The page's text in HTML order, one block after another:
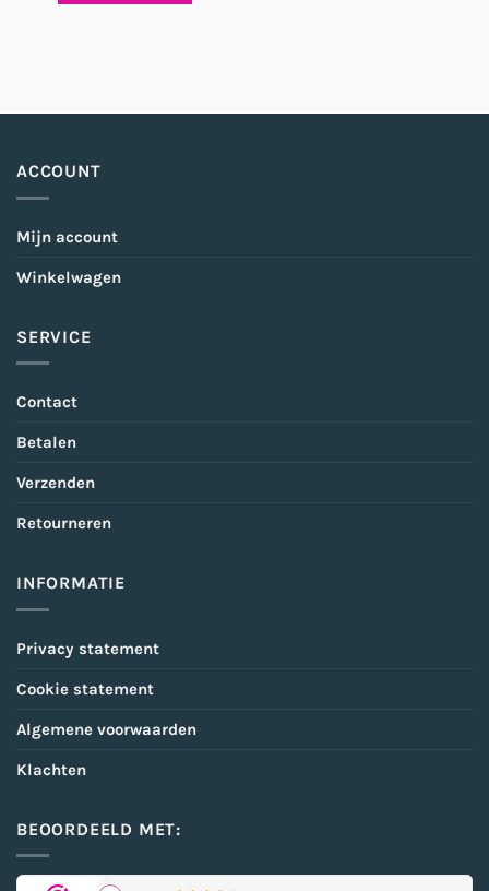
ACCOUNT
Mijn account
Winkelwagen
SERVICE
Contact
Betalen
Verzenden
Retourneren
INFORMATIE
Privacy statement
Cookie statement
Algemene voorwaarden
Klachten
BEOORDEELD MET: